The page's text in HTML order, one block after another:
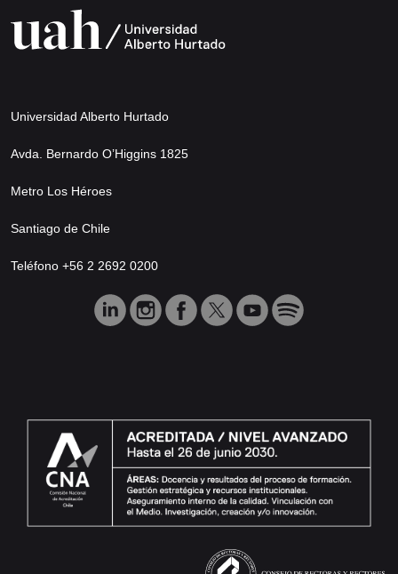
Universidad Alberto Hurtado
Avda. Bernardo O’Higgins 1825
Metro Los Héroes
Santiago de Chile
Teléfono +56 2 2692 0200